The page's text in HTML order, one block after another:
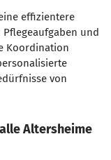
effizientere
und
Koordination
von
Altersheime